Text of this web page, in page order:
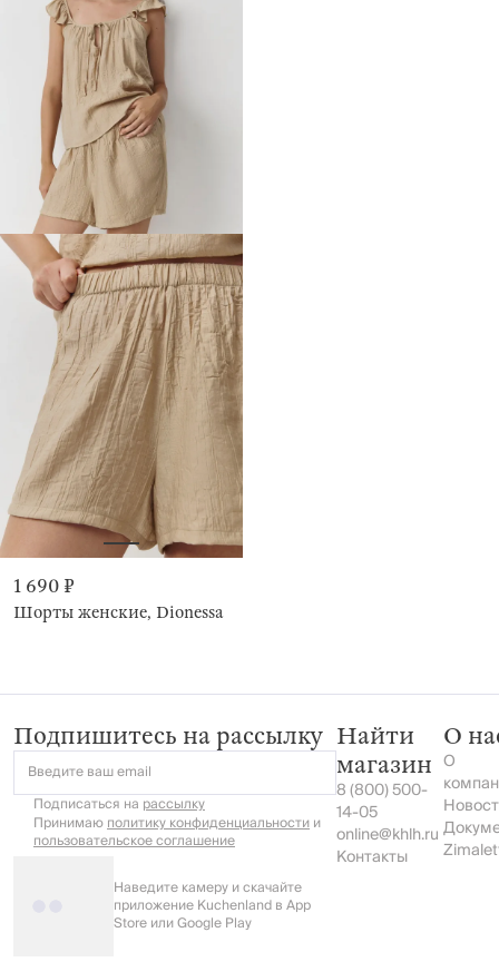
1 690 ₽
Шорты женские, Dionessa
Подпишитесь на рассылку
Введите ваш email
Подписаться на рассылку
Принимаюполитику конфиденциальностии
пользовательское соглашение
Наведите камеру и скачайте
приложение Kuchenland в App
Store или Google Play
Найти
магазин
8 (800) 500-
14-05
online@khlh.ru
Контакты
О
О